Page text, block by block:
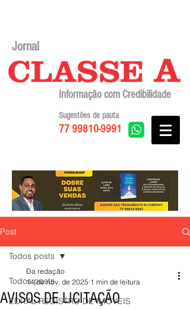
Jornal
Informação com Credibilidade
77 99810-9991
Sugestões de pauta
Post
Todos posts
EDITAL REGISTRO DE IMÓVEIS
Todos posts
AVISOS DE LICITAÇÃO
Da redação
14 de nov. de 2025 1 min de leitura